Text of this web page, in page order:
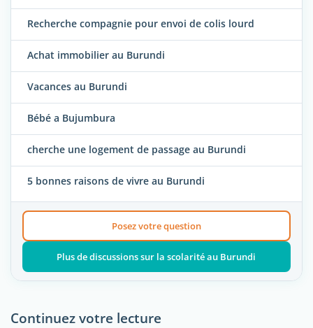
Recherche compagnie pour envoi de colis lourd
Achat immobilier au Burundi
Vacances au Burundi
Bébé a Bujumbura
cherche une logement de passage au Burundi
5 bonnes raisons de vivre au Burundi
Posez votre question
Plus de discussions sur la scolarité au Burundi
Continuez votre lecture